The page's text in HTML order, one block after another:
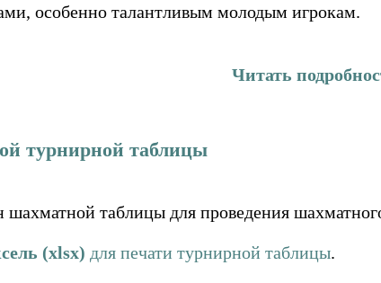
особенно талантливым молодым игрокам.
Читать
турнирной таблицы
таблицы для проведения
(xlsx) для печати турнирной таблицы.